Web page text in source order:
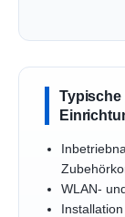
Typische
WLAN-